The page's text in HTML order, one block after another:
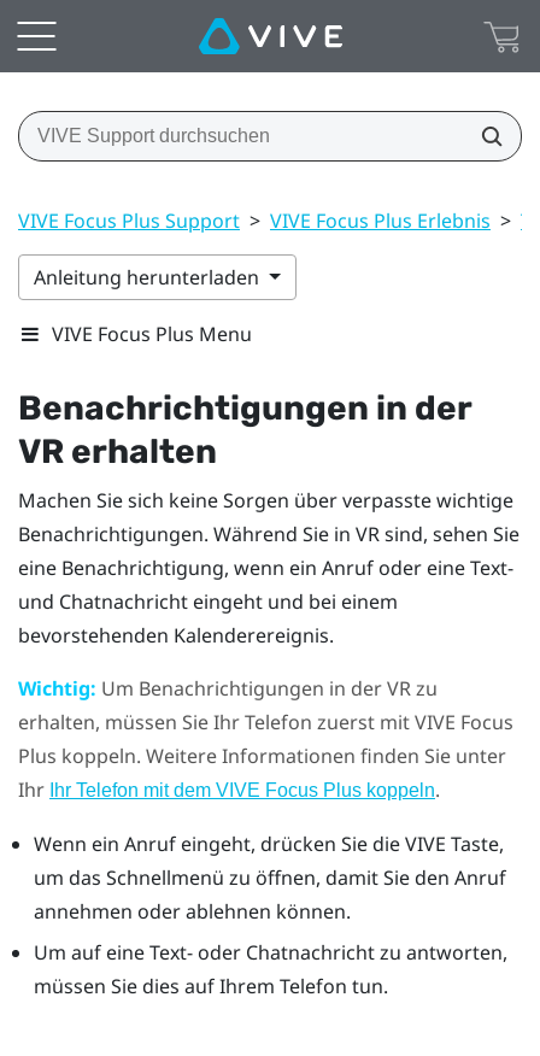
VIVE Focus Plus Support > VIVE Focus Plus Erlebnis >
Anleitung herunterladen
VIVE Focus Plus Menu
Benachrichtigungen in der
VR erhalten
Machen Sie sich keine Sorgen über verpasste wichtige
Benachrichtigungen. Während Sie in VR sind, sehen Sie
eine Benachrichtigung, wenn ein Anruf oder eine Text-
und Chatnachricht eingeht und bei einem
bevorstehenden Kalenderereignis.
Wichtig: Um Benachrichtigungen in der VR zu
erhalten, müssen Sie Ihr Telefon zuerst mitVIVE Focus
Plus koppeln. Weitere Informationen finden Sie unter
Ihr Ihr Telefon mit dem VIVE Focus Plus koppeln.
Wenn ein Anruf eingeht, drücken Sie dieVIVE Taste,
um das Schnellmenü zu öffnen, damit Sie den Anruf
annehmen oder ablehnen können.
Um auf eine Text- oder Chatnachricht zu antworten,
müssen Sie dies auf Ihrem Telefon tun.